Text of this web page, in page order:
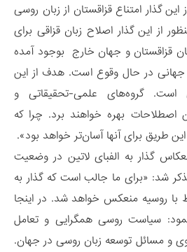
گذار امتناع قزاقستان از زبان روسی
از این گذار اصلاح زبان قزاقی برای
قزاقستان و جهان خارج بوجود آمده
جهانی در حال وقوع است. هدف از این
است. گروه‌های علمی-تحقیقاتی و
اصطلاحات بهره خواهند برد. چرا که
طریق برای آنها آسان‌تر خواهد بود».
گذار به الفبای لاتین در وضعیت
شد: «برای ما جالب است که گذار به
با روسیه منعکس خواهد شد. در اینجا
سیاست روسی همگرایی و تعامل
و مسائل توسعه زبان روسی در جهان.